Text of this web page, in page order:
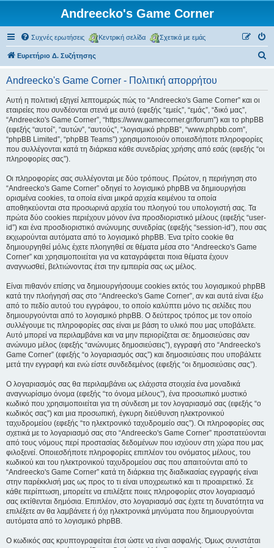
Andreecko's Game Corner
Συχνές ερωτήσεις Κεντρική σελίδα Σχετικά με εμάς
Ευρετήριο Δ. Συζήτησης
Andreecko's Game Corner - Πολιτική απορρήτου
Αυτή η πολιτική εξηγεί λεπτομερώς πώς το “Andreecko's Game Corner” και οι
εταιρείες που συνδέονται στενά με αυτό (εφεξής “εμείς”, “εμάς”, “δικό μας”,
“Andreecko's Game Corner”, “https://www.gamecorner.gr/forum”) και το phpBB
(εφεξής “αυτοί”, “αυτών”, “αυτούς”, “λογισμικό phpBB”, “www.phpbb.com”,
“phpBB Limited”, “phpBB Teams”) χρησιμοποιούν οποιεσδήποτε πληροφορίες
που συλλέγονται κατά τη διάρκεια κάθε συνεδρίας χρήσης από εσάς (εφεξής “οι
πληροφορίες σας”).
Οι πληροφορίες σας συλλέγονται με δύο τρόπους. Πρώτον, η περιήγηση στο
“Andreecko's Game Corner” οδηγεί το λογισμικό phpBB να δημιουργήσει
ορισμένα cookies, τα οποία είναι μικρά αρχεία κειμένου τα οποία
αποθηκεύονται στα προσωρινά αρχεία του πλοηγού του υπολογιστή σας. Τα
πρώτα δύο cookies περιέχουν μόνον ένα προσδιοριστικό μέλους (εφεξής “user-
id”) και ένα προσδιοριστικό ανώνυμης συνεδρίας (εφεξής “session-id”), που σας
εκχωρούνται αυτόματα από το λογισμικό phpBB. Ένα τρίτο cookie θα
δημιουργηθεί μόλις έχετε πλοηγηθεί σε θέματα μέσα στο “Andreecko's Game
Corner” και χρησιμοποιείται για να καταγράφεται ποια θέματα έχουν
αναγνωσθεί, βελτιώνοντας έτσι την εμπειρία σας ως μέλος.
Είναι πιθανόν επίσης να δημιουργήσουμε cookies εκτός του λογισμικού phpBB
κατά την πλοήγησή σας στο “Andreecko's Game Corner”, αν και αυτά είναι έξω
από το πεδίο αυτού του εγγράφου, το οποίο καλύπτει μόνο τις σελίδες που
δημιουργούνται από το λογισμικό phpBB. Ο δεύτερος τρόπος με τον οποίο
συλλέγουμε τις πληροφορίες σας είναι με βάση το υλικό που μας υποβάλετε.
Αυτό μπορεί να περιλαμβάνει και να μην περιορίζεται σε: δημοσιεύσεις σαν
ανώνυμο μέλος (εφεξής “ανώνυμες δημοσιεύσεις”), εγγραφή στο “Andreecko's
Game Corner” (εφεξής “ο λογαριασμός σας”) και δημοσιεύσεις που υποβάλετε
μετά την εγγραφή και ενώ είστε συνδεδεμένος (εφεξής “οι δημοσιεύσεις σας”).
Ο λογαριασμός σας θα περιλαμβάνει ως ελάχιστα στοιχεία ένα μοναδικά
αναγνωρίσιμο όνομα (εφεξής “το όνομα μέλους”), ένα προσωπικό μυστικό
κωδικό που χρησιμοποιείται για τη σύνδεση με τον λογαριασμό σας (εφεξής “ο
κωδικός σας”) και μια προσωπική, έγκυρη διεύθυνση ηλεκτρονικού
ταχυδρομείου (εφεξής “το ηλεκτρονικό ταχυδρομείο σας”). Οι πληροφορίες σας
σχετικά με το λογαριασμό σας στο “Andreecko's Game Corner” προστατεύονται
από τους νόμους περί προστασίας δεδομένων που ισχύουν στη χώρα που μας
φιλοξενεί. Οποιεσδήποτε πληροφορίες επιπλέον του ονόματος μέλους, του
κωδικού και του ηλεκτρονικού ταχυδρομείου σας που απαιτούνται από το
“Andreecko's Game Corner” κατά τη διάρκεια της διαδικασίας εγγραφής είναι
στην παρέκκλισή μας ως προς το τι είναι υποχρεωτικό και τι προαιρετικό. Σε
κάθε περίπτωση, μπορείτε να επιλέξετε ποιες πληροφορίες στον λογαριασμό
σας εκτίθενται δημόσια. Επιπλέον, στο λογαριασμό σας έχετε τη δυνατότητα να
επιλέξετε αν θα λαμβάνετε ή όχι ηλεκτρονικά μηνύματα που δημιουργούνται
αυτόματα από το λογισμικό phpBB.
Ο κωδικός σας κρυπτογραφείται έτσι ώστε να είναι ασφαλής. Όμως συνιστάται